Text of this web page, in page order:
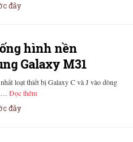
đây
hình nền
Galaxy M31
loạt thiết bị Galaxy C và J vào dòng
Đọc thêm
đây